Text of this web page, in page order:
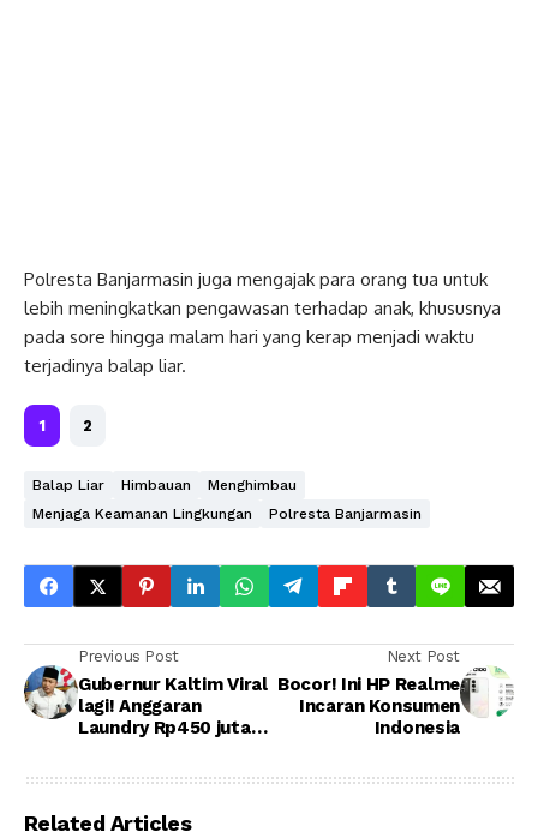
Polresta Banjarmasin juga mengajak para orang tua untuk
lebih meningkatkan pengawasan terhadap anak, khususnya
pada sore hingga malam hari yang kerap menjadi waktu
terjadinya balap liar.
1 2
Balap Liar Himbauan
Menghimbau
Menjaga Keamanan Lingkungan
Polresta Banjarmasin
Previous Post
Gubernur Kaltim Viral
lagi! Anggaran
Laundry Rp450 juta
Next Post
Bocor! Ini HP Realme
Incaran Konsumen
Indonesia
Related Articles